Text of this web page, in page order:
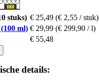
stuks) € 25,49 (€ 2,55 / stuk)
ml) € 29,99 (€ 299,90 / l)
€ 55,48
details: